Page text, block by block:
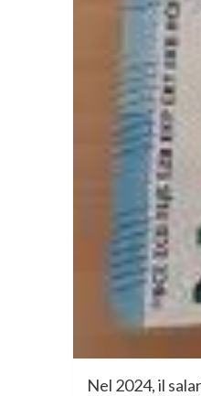
Nel 2024, il